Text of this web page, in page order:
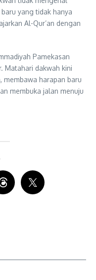
yang tidak hanya
Al-Qur’an dengan
Pamekasan
Matahari dakwah kini
membawa harapan baru
membuka jalan menuju